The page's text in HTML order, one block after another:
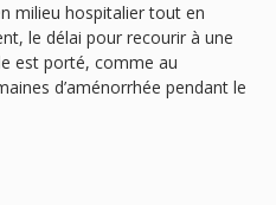
milieu hospitalier tout en
le délai pour recourir à une
est porté, comme au
d’aménorrhée pendant le